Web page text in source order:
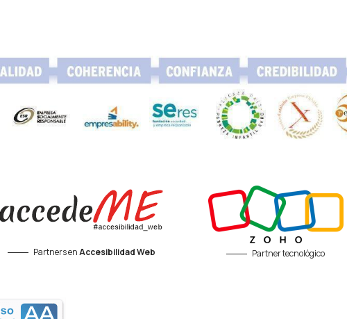
Partners enAccesibilidad Web Partner tecnológico